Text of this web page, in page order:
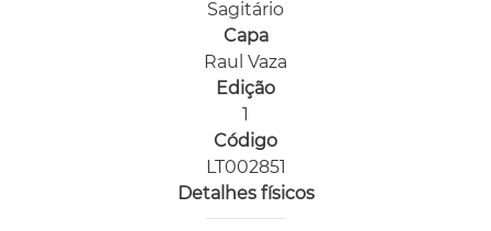
Sagitário
Capa
Raul Vaza
Edição
1
Código
LT002851
Detalhes físicos